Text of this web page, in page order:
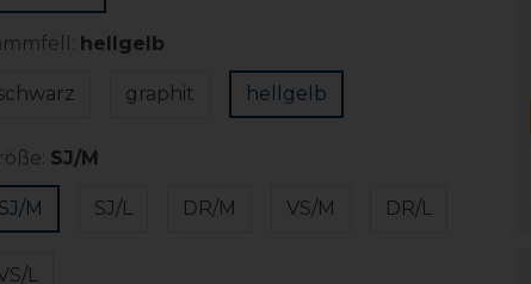
hellgelb
graphit hellgelb
SJ/M
SJ/M SJ/L DR/M VS/M DR/L
L